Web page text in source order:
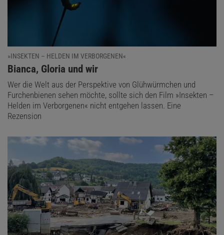
»INSEKTEN – HELDEN IM VERBORGENEN«
:
Bianca, Gloria und wir
Wer die Welt aus der Perspektive von Glühwürmchen und
Furchenbienen sehen möchte, sollte sich den Film »Insekten –
Helden im Verborgenen« nicht entgehen lassen. Eine
Rezension